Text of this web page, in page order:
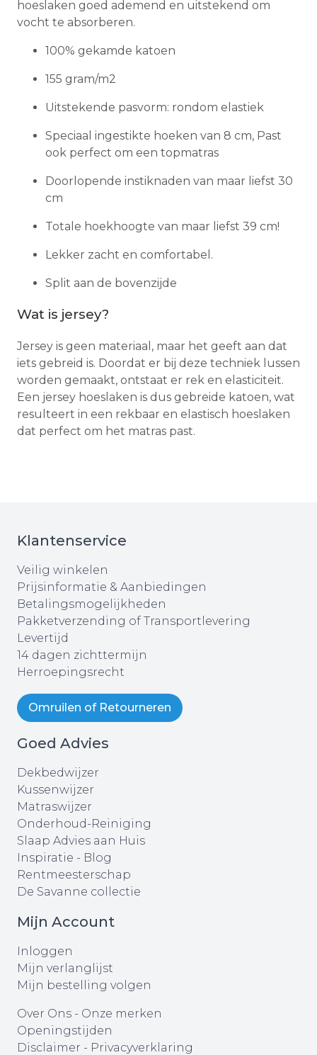
hoeslaken goed ademend en uitstekend om
vocht te absorberen.
100% gekamde katoen
155 gram/m2
Uitstekende pasvorm: rondom elastiek
Speciaal ingestikte hoeken van 8 cm, Past
ook perfect om een topmatras
Doorlopende instiknaden van maar liefst 30
cm
Totale hoekhoogte van maar liefst 39 cm!
Lekker zacht en comfortabel.
Split aan de bovenzijde
Wat is jersey?
Jersey is geen materiaal, maar het geeft aan dat
iets gebreid is. Doordat er bij deze techniek lussen
worden gemaakt, ontstaat er rek en elasticiteit.
Een jersey hoeslaken is dus gebreide katoen, wat
resulteert in een rekbaar en elastisch hoeslaken
dat perfect om het matras past.
Klantenservice
Veilig winkelen
Prijsinformatie & Aanbiedingen
Betalingsmogelijkheden
Pakketverzending of Transportlevering
Levertijd
14 dagen zichttermijn
Herroepingsrecht
Omruilen of Retourneren
Goed Advies
Dekbedwijzer
Kussenwijzer
Matraswijzer
Onderhoud-Reiniging
Slaap Advies aan Huis
Inspiratie - Blog
Rentmeesterschap
De Savanne collectie
Mijn Account
Inloggen
Mijn verlanglijst
Mijn bestelling volgen
Over Ons - Onze merken
Openingstijden
Disclaimer - Privacyverklaring